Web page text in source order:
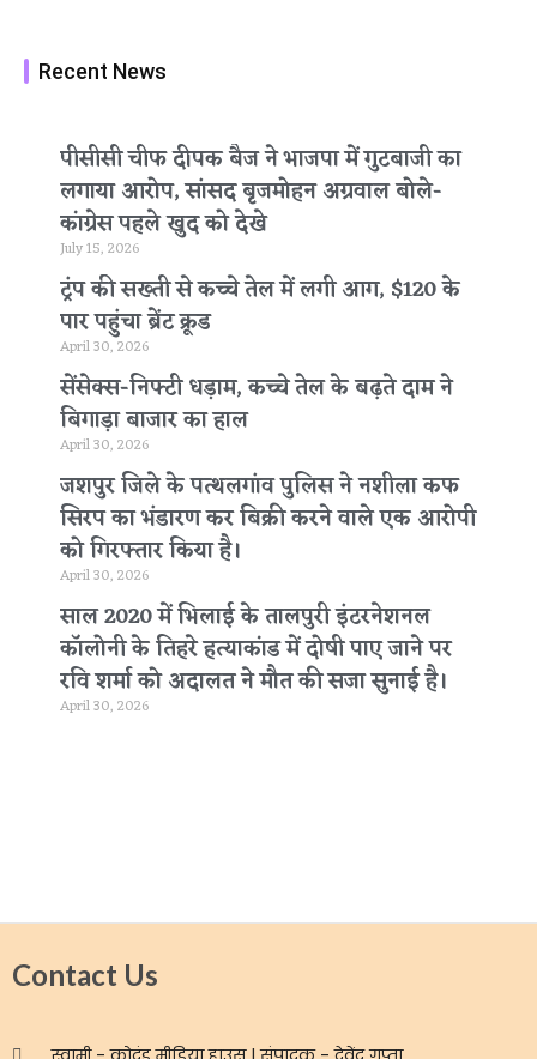
Recent News
पीसीसी चीफ दीपक बैज ने भाजपा में गुटबाजी का
लगाया आरोप, सांसद बृजमोहन अग्रवाल बोले-
कांग्रेस पहले खुद को देखे
July 15, 2026
ट्रंप की सख्ती से कच्चे तेल में लगी आग, $120 के
पार पहुंचा ब्रेंट क्रूड
April 30, 2026
सेंसेक्स-निफ्टी धड़ाम, कच्चे तेल के बढ़ते दाम ने
बिगाड़ा बाजार का हाल
April 30, 2026
जशपुर जिले के पत्थलगांव पुलिस ने नशीला कफ
सिरप का भंडारण कर बिक्री करने वाले एक आरोपी
को गिरफ्तार किया है।
April 30, 2026
साल 2020 में भिलाई के तालपुरी इंटरनेशनल
कॉलोनी के तिहरे हत्याकांड में दोषी पाए जाने पर
रवि शर्मा को अदालत ने मौत की सजा सुनाई है।
April 30, 2026
Contact Us